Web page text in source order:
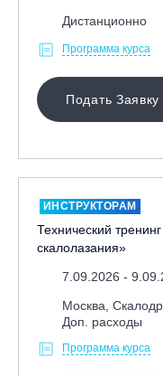
Дистанционно
Программа курса
Подать Заявку
ИНСТРУКТОРАМ
Технический
скалолазания»
7.09.2026 -
Москва,
Доп. расходы
Программа курса